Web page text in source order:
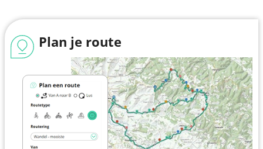
Plan je route